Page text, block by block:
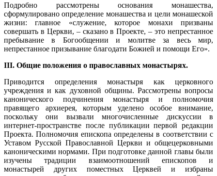
Подробно рассмотрены основания монашества,
сформулировано определение монашества и цели монашеской
жизни: главное «служение, которое монахи призваны
совершать в Церкви, – сказано в Проекте, – это непрестанное
пребывание в Богообщении и молитве за весь мир,
непрестанное призывание благодати Божией и помощи Его».
III. Общие положения о православных монастырях.
Приводится определения монастыря как церковного
учреждения и как духовной общины. Рассмотрены вопросы
канонического подчинения монастыря и полномочия
правящего архиерея, которым уделено особое внимание,
поскольку они вызвали многочисленные дискуссии в
интернет-пространстве после публикации первой редакции
Проекта. Полномочия епископа определены в соответствии с
Уставом Русской Православной Церкви и общецерковными
каноническими нормами. При подготовке данной главы были
изучены традиции взаимоотношений епископов и
монастырей других поместных Церквей и избраны